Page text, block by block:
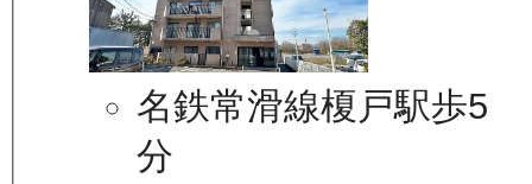
名鉄常滑線榎戸駅歩5
分